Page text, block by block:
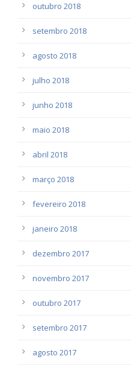
outubro 2018
setembro 2018
agosto 2018
julho 2018
junho 2018
maio 2018
abril 2018
março 2018
fevereiro 2018
janeiro 2018
dezembro 2017
novembro 2017
outubro 2017
setembro 2017
agosto 2017